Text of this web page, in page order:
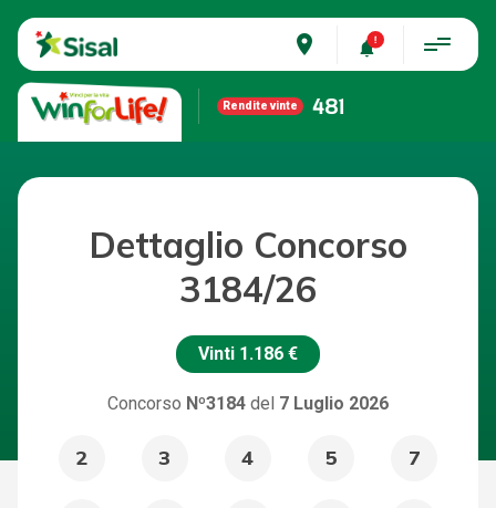
place
Rendite vinte 481
Dettaglio Concorso
3184/26
Vinti 1.186 €
Concorso Nº3184 del 7 Luglio 2026
2 3 4 5 7